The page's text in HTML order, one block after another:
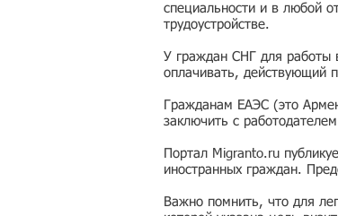
специальности и в любой
трудоустройстве.
У граждан СНГ для работы
оплачивать, действующий
Гражданам ЕАЭС (это
заключить с
Портал Migranto.ru
иностранных граждан.
Важно помнить, что для